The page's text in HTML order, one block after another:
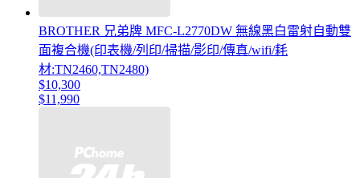
BROTHER 兄弟牌 MFC-L2770DW 無線黑白雷射自動雙
面複合機(印表機/列印/掃描/影印/傳真/wifi/耗
材:TN2460,TN2480)
$10,300
$11,990